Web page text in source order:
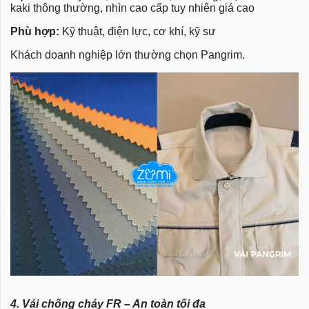
kaki thông thường, nhìn cao cấp tuy nhiên giá cao
Phù hợp: Kỹ thuật, điện lực, cơ khí, kỹ sư
Khách doanh nghiệp lớn thường chọn Pangrim.
4. Vải chống cháy FR – An toàn tối đa